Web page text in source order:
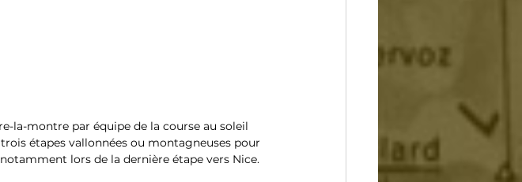
la-montre par équipe de la course au soleil
étapes vallonnées ou montagneuses pour
lors de la dernière étape vers Nice.